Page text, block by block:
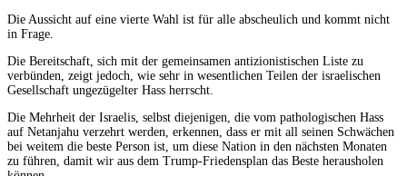
Die Aussicht auf eine vierte Wahl ist für alle abscheulich und kommt nicht
in Frage.
Die Bereitschaft, sich mit der gemeinsamen antizionistischen Liste zu
verbünden, zeigt jedoch, wie sehr in wesentlichen Teilen der israelischen
Gesellschaft ungezügelter Hass herrscht.
Die Mehrheit der Israelis, selbst diejenigen, die vom pathologischen Hass
auf Netanjahu verzehrt werden, erkennen, dass er mit all seinen Schwächen
bei weitem die beste Person ist, um diese Nation in den nächsten Monaten
zu führen, damit wir aus dem Trump-Friedensplan das Beste herausholen